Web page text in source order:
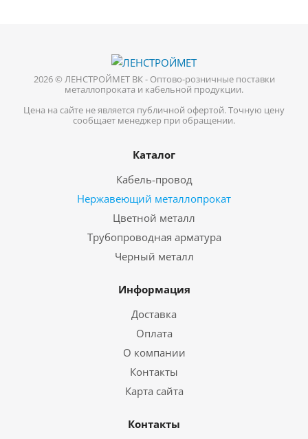
2026 © ЛЕНСТРОЙМЕТ ВК - Оптово-розничные поставки
металлопроката и кабельной продукции.
Цена на сайте не является публичной офертой. Точную цену
сообщает менеджер при обращении.
Каталог
Кабель-провод
Нержавеющий металлопрокат
Цветной металл
Трубопроводная арматура
Черный металл
Информация
Доставка
Оплата
О компании
Контакты
Карта сайта
Контакты